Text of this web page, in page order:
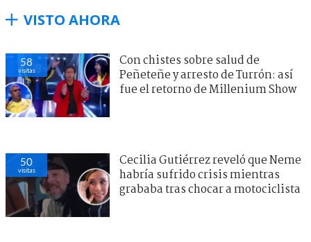
VISTO AHORA
58
visitas
Con chistes sobre salud de
Peñeteñe y arresto de Turrón: así
fue el retorno de Millenium Show
50
visitas
Cecilia Gutiérrez reveló que Neme
habría sufrido crisis mientras
grababa tras chocar a motociclista